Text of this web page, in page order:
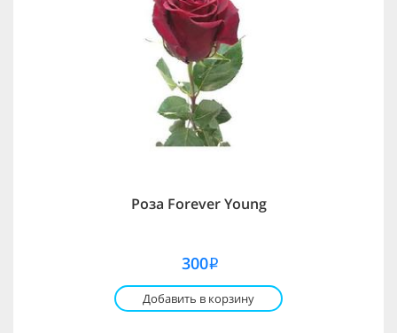
Роза Forever Young
300i
Добавить в корзину